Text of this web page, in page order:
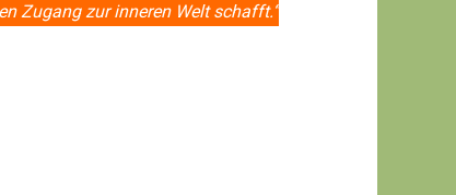
Zugang zur inneren Welt schafft.“